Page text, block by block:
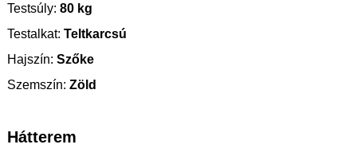
Testsúly: 80 kg
Testalkat: Teltkarcsú
Hajszín: Szőke
Szemszín: Zöld
Hátterem